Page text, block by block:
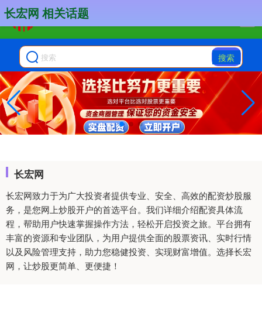
搜索
长宏网
长宏网致力于为广大投资者提供专业、安全、高效的配资炒股服
务，是您网上炒股开户的首选平台。我们详细介绍配资具体流
程，帮助用户快速掌握操作方法，轻松开启投资之旅。平台拥有
丰富的资源和专业团队，为用户提供全面的股票资讯、实时行情
以及风险管理支持，助力您稳健投资、实现财富增值。选择长宏
网，让炒股更简单、更便捷！
长宏网 相关话题